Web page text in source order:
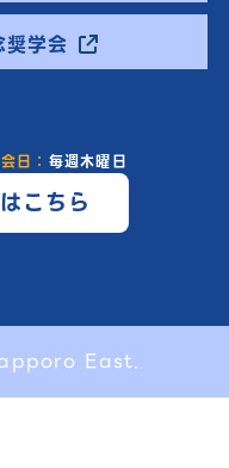
学会
日： 毎週木曜日
こちら
East.